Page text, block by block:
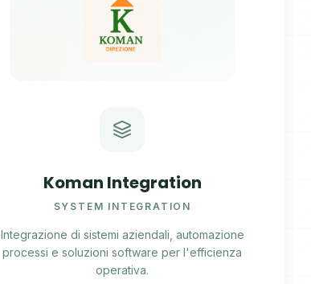
Koman Integration
SYSTEM INTEGRATION
Integrazione di sistemi aziendali, automazione
processi e soluzioni software per l'efficienza
operativa.